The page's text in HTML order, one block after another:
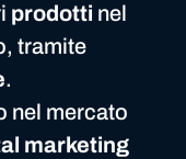
prodotti nel
tramite
.
nel mercato
marketing